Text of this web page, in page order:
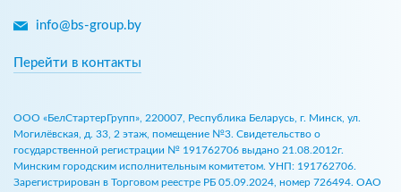
info@bs-group.by
Перейти в контакты
ООО «БелСтартерГрупп», 220007, Республика Беларусь, г. Минск, ул.
Могилёвская, д. 33, 2 этаж, помещение №3. Свидетельство о
государственной регистрации № 191762706 выдано 21.08.2012г.
Минским городским исполнительным комитетом. УНП: 191762706.
Зарегистрирован в Торговом реестре РБ 05.09.2024, номер 726494. ОАО